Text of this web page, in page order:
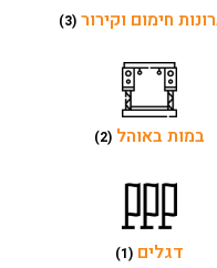
חימום וקירור (3)
במות באוהל(2)
דגלים(1)